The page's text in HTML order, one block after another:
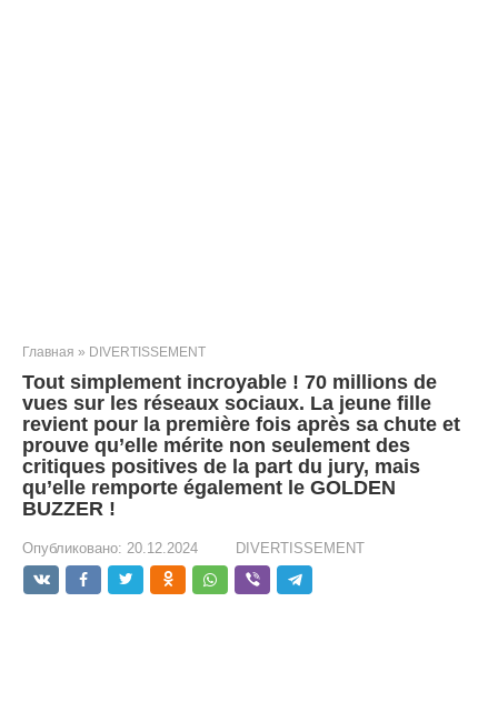
Главная » DIVERTISSEMENT
Tout simplement incroyable ! 70 millions de
vues sur les réseaux sociaux. La jeune fille
revient pour la première fois après sa chute et
prouve qu’elle mérite non seulement des
critiques positives de la part du jury, mais
qu’elle remporte également le GOLDEN
BUZZER !
Опубликовано: 20.12.2024 DIVERTISSEMENT